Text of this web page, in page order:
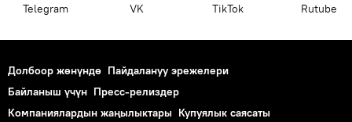
Telegram VK ТikТоk Rutube
Долбоор жөнүндө Пайдалануу эрежелери
Байланыш үчүн Пресс-релиздер
Компаниялардын жаңылыктары Купуялык саясаты